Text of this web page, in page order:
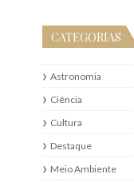
CATEGORIAS
Astronomia
Ciência
Cultura
Destaque
Meio Ambiente